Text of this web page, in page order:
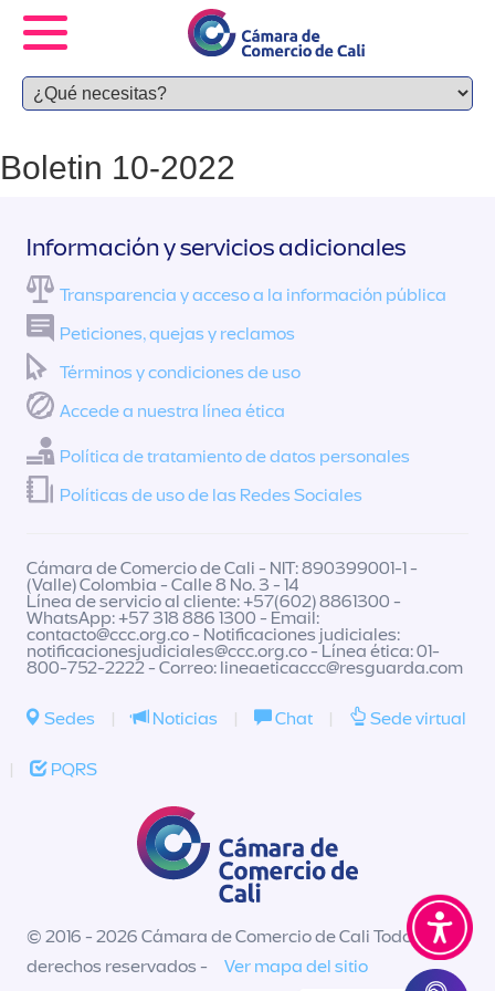
Boletin 10-2022
Información y servicios adicionales
Transparencia y acceso a la información pública
Peticiones, quejas y reclamos
Términos y condiciones de uso
Accede a nuestra línea ética
Política de tratamiento de datos personales
Políticas de uso de las Redes Sociales
Cámara de Comercio de Cali - NIT: 890399001-1 -
(Valle) Colombia - Calle 8 No. 3 - 14
Línea de servicio al cliente: +57(602) 8861300 -
WhatsApp: +57 318 886 1300 - Email:
contacto@ccc.org.co- Notificaciones judiciales:
notificacionesjudiciales@ccc.org.co- Línea ética: 01-
800-752-2222 - Correo: lineaeticaccc@resguarda.com
Sedes | Noticias | Chat | Sede virtual
| PQRS
© 2016 - 2026 Cámara de Comercio de Cali Todos los
derechos reservados -
Ver mapa del sitio